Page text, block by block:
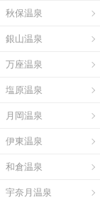
秋保温泉
銀山温泉
万座温泉
塩原温泉
月岡温泉
伊東温泉
和倉温泉
宇奈月温泉